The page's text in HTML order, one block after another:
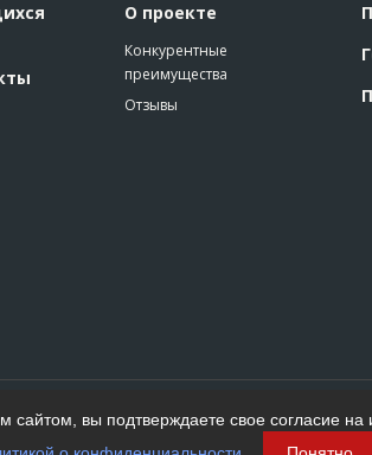
О проекте
Конкурентные
преимущества
Отзывы
соглашение
ресурсе применяются
вы подтверждаете свое согласие на